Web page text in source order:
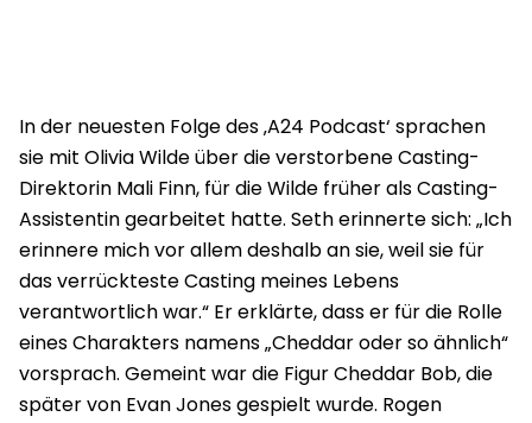
In der neuesten Folge des ‚A24 Podcast‘ sprachen
sie mit Olivia Wilde über die verstorbene Casting-
Direktorin Mali Finn, für die Wilde früher als Casting-
Assistentin gearbeitet hatte. Seth erinnerte sich: „Ich
erinnere mich vor allem deshalb an sie, weil sie für
das verrückteste Casting meines Lebens
verantwortlich war.“ Er erklärte, dass er für die Rolle
eines Charakters namens „Cheddar oder so ähnlich“
vorsprach. Gemeint war die Figur Cheddar Bob, die
später von Evan Jones gespielt wurde. Rogen